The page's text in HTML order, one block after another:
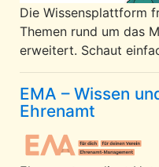
Die Wissensplattform
Themen rund um das
erweitert. Schaut
EMA – Wissen
Ehrenamt